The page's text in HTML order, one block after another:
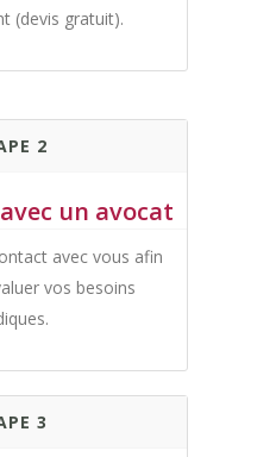
(devis gratuit).
2
un avocat
avec vous afin
vos besoins
3